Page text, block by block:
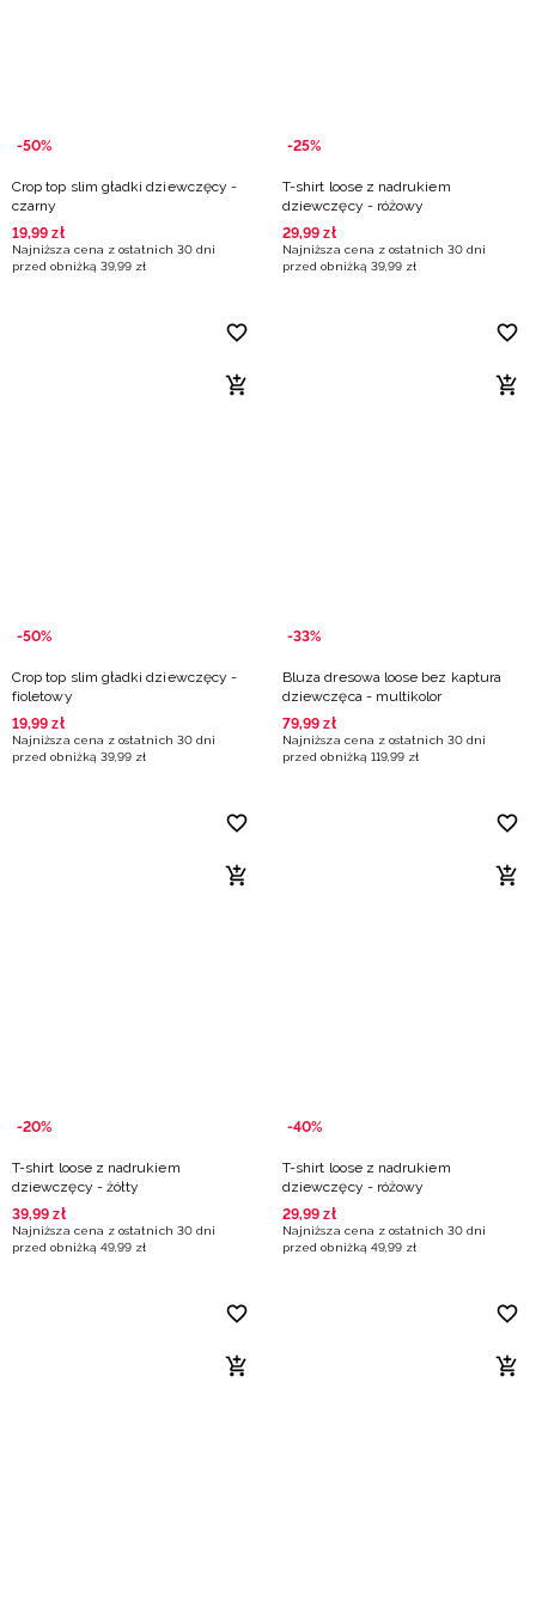
-50%
Crop top slim gładki dziewczęcy -
czarny
19,99 zł
Najniższa cena z ostatnich 30 dni
przed obniżką 39,99 zł
-25%
T-shirt loose z nadrukiem
dziewczęcy - różowy
29,99 zł
Najniższa cena z ostatnich 30 dni
przed obniżką 39,99 zł
-50%
Crop top slim gładki dziewczęcy -
fioletowy
19,99 zł
Najniższa cena z ostatnich 30 dni
przed obniżką 39,99 zł
-33%
Bluza dresowa loose bez kaptura
dziewczęca - multikolor
79,99 zł
Najniższa cena z ostatnich 30 dni
przed obniżką 119,99 zł
-20%
T-shirt loose z nadrukiem
dziewczęcy - żółty
39,99 zł
Najniższa cena z ostatnich 30 dni
przed obniżką 49,99 zł
-40%
T-shirt loose z nadrukiem
dziewczęcy - różowy
29,99 zł
Najniższa cena z ostatnich 30 dni
przed obniżką 49,99 zł
Słowacki / EUR
Ukraiński / UAH